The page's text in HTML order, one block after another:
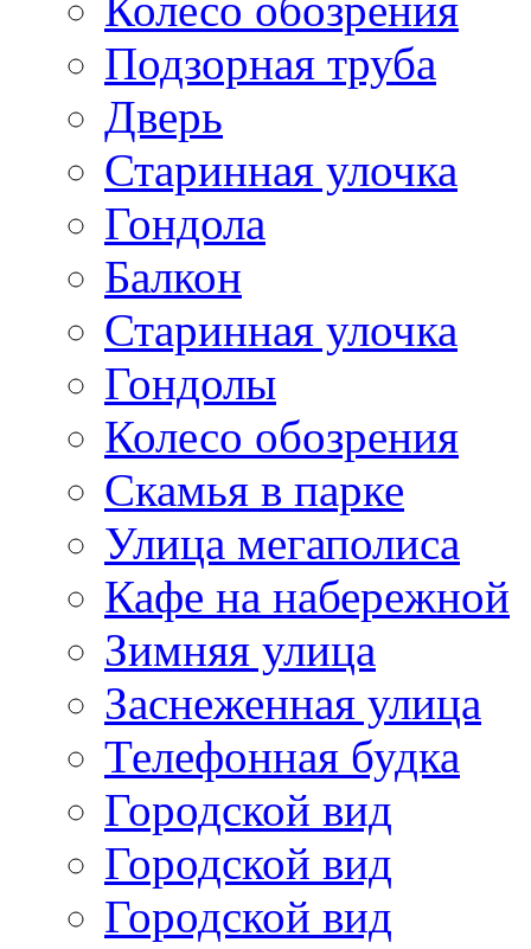
Подзорная труба
Дверь
Старинная улочка
Гондола
Балкон
Старинная улочка
Гондолы
Колесо обозрения
Скамья в парке
Улица мегаполиса
Кафе на набережной
Зимняя улица
Заснеженная улица
Телефонная будка
Городской вид
Городской вид
Городской вид